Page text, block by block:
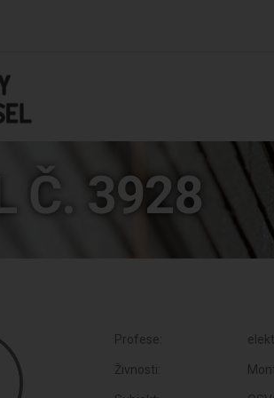
Č. 3928
Profese:
Živnosti: